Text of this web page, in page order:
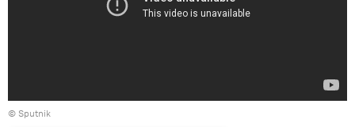
© Sputnik